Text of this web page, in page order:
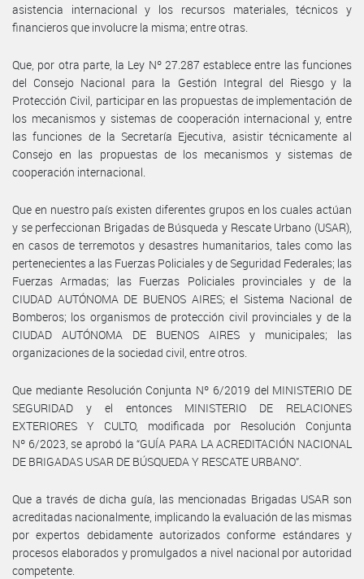
asistencia internacional y los recursos materiales, técnicos y
financieros que involucre la misma; entre otras.
Que, por otra parte, la Ley Nº 27.287 establece entre las funciones
del Consejo Nacional para la Gestión Integral del Riesgo y la
Protección Civil, participar en las propuestas de implementación de
los mecanismos y sistemas de cooperación internacional y, entre
las funciones de la Secretaría Ejecutiva, asistir técnicamente al
Consejo en las propuestas de los mecanismos y sistemas de
cooperación internacional.
Que en nuestro país existen diferentes grupos en los cuales actúan
y se perfeccionan Brigadas de Búsqueda y Rescate Urbano (USAR),
en casos de terremotos y desastres humanitarios, tales como las
pertenecientes a las Fuerzas Policiales y de Seguridad Federales; las
Fuerzas Armadas; las Fuerzas Policiales provinciales y de la
CIUDAD AUTÓNOMA DE BUENOS AIRES; el Sistema Nacional de
Bomberos; los organismos de protección civil provinciales y de la
CIUDAD AUTÓNOMA DE BUENOS AIRES y municipales; las
organizaciones de la sociedad civil, entre otros.
Que mediante Resolución Conjunta Nº 6/2019 del MINISTERIO DE
SEGURIDAD y el entonces MINISTERIO DE RELACIONES
EXTERIORES Y CULTO, modificada por Resolución Conjunta
Nº 6/2023, se aprobó la “GUÍA PARA LA ACREDITACIÓN NACIONAL
DE BRIGADAS USAR DE BÚSQUEDA Y RESCATE URBANO”.
Que a través de dicha guía, las mencionadas Brigadas USAR son
acreditadas nacionalmente, implicando la evaluación de las mismas
por expertos debidamente autorizados conforme estándares y
procesos elaborados y promulgados a nivel nacional por autoridad
competente.